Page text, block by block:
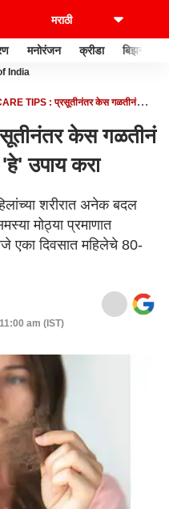
मनोरंजन क्रीडा बिझनेस
India
TIPS : प्रसूतीनंतर केस गळतीनं
केस गळतीनं
उपाय करा
शरीरात अनेक बदल
मोठ्या प्रमाणात
एका दिवसात महिलेचे 80-
am (IST)